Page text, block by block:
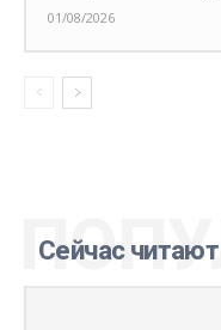
01/08/2026
Сейчас читают